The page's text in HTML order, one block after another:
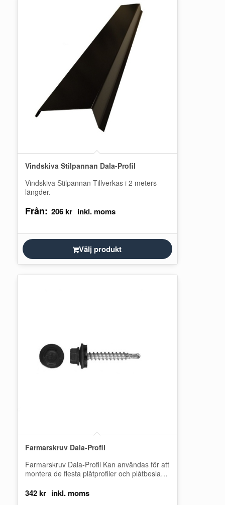
Vindskiva Stilpannan Dala-Profil
Vindskiva Stilpannan Tillverkas i 2 meters
längder.
Från: 206kr
Välj produkt
Farmarskruv Dala-Profil
Farmarskruv Dala-Profil Kan användas för att
montera de flesta plåtprofiler och plåtbeslag.
plåten med enkelhet.…
342kr